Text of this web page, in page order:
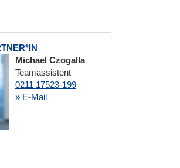
Michael Czogalla
Teamassistent
0211 17523-199
» E-Mail